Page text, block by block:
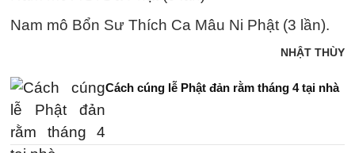
Nam mô Bổn Sư Thích Ca Mâu Ni Phật (3 lần).
NHẬT THÙY
Cách cúng lễ Phật đản rằm tháng 4 tại nhà